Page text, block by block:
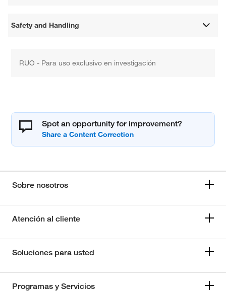
Safety and Handling
RUO - Para uso exclusivo en investigación
Spot an opportunity for improvement?
Sobre nosotros
Atención al cliente
Soluciones para usted
Programas y Servicios